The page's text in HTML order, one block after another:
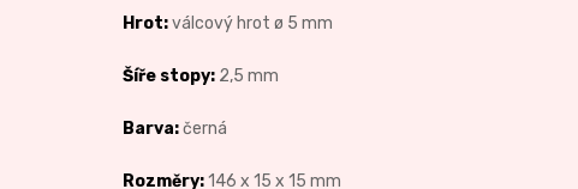
Hrot:válcový hrot ø 5 mm
Šíře stopy: 2,5 mm
Barva:černá
Rozměry:146 x 15 x 15 mm